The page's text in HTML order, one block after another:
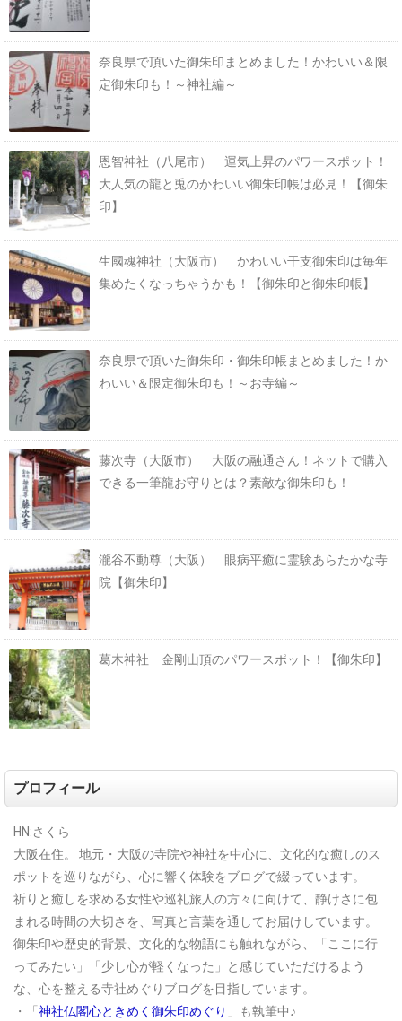
奈良県で頂いた御朱印まとめました！かわいい＆限
定御朱印も！～神社編～
恩智神社（八尾市） 運気上昇のパワースポット！
大人気の龍と兎のかわいい御朱印帳は必見！【御朱
印】
生國魂神社（大阪市） かわいい干支御朱印は毎年
集めたくなっちゃうかも！【御朱印と御朱印帳】
奈良県で頂いた御朱印・御朱印帳まとめました！か
わいい＆限定御朱印も！～お寺編～
藤次寺（大阪市） 大阪の融通さん！ネットで購入
できる一筆龍お守りとは？素敵な御朱印も！
瀧谷不動尊（大阪） 眼病平癒に霊験あらたかな寺
院【御朱印】
葛木神社 金剛山頂のパワースポット！【御朱印】
プロフィール
HN:さくら
大阪在住。
地元・大阪の寺院や神社を中心に、文化的な癒しのス
ポットを巡りながら、心に響く体験をブログで綴っています。
祈りと癒しを求める女性や巡礼旅人の方々に向けて、静けさに包
まれる時間の大切さを、写真と言葉を通してお届けしています。
御朱印や歴史的背景、文化的な物語にも触れながら、「ここに行
ってみたい」「少し心が軽くなった」と感じていただけるよう
な、心を整える寺社めぐりブログを目指しています。
・「 神社仏閣心ときめく御朱印めぐり 」も執筆中♪